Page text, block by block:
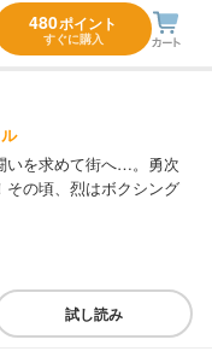
480ポイント
すぐに購入
いを求めて街へ…。勇次
の頃、烈はボクシング
試し読み